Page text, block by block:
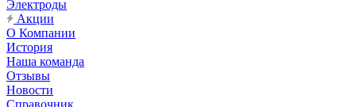
Электроды
Акции
О Компании
История
Наша команда
Отзывы
Новости
Справочник